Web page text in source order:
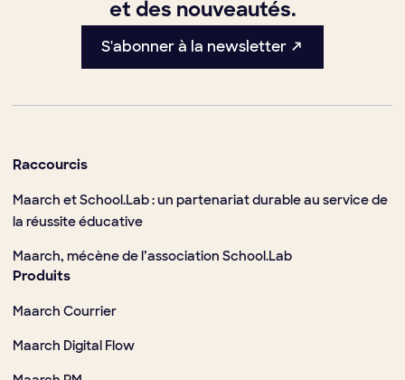
et des nouveautés.
S'abonner à la newsletter ↗
Raccourcis
Maarch et School.Lab : un partenariat durable au service de
la réussite éducative
Maarch, mécène de l’association School.Lab
Produits
Maarch Courrier
Maarch Digital Flow